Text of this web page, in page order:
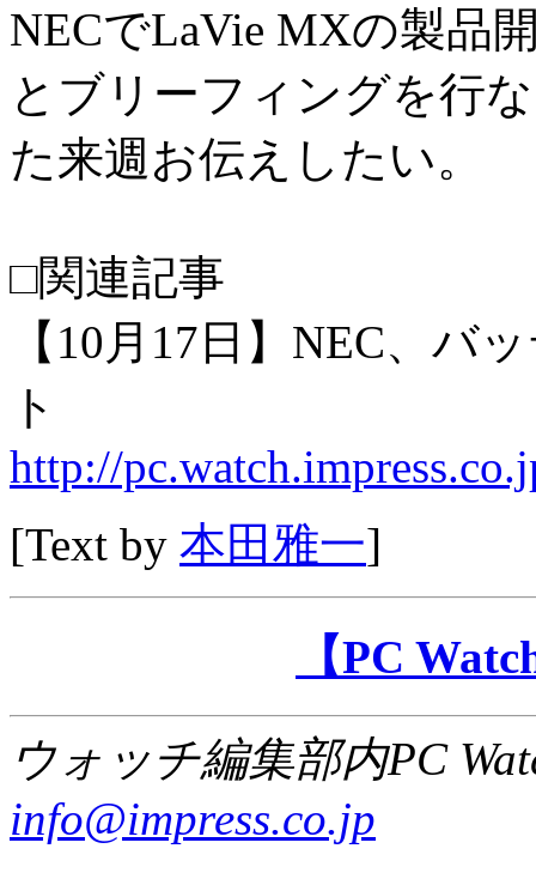
NECでLaVie MXの製品
とブリーフィングを行
た来週お伝えしたい。
□関連記事
【10月17日】NEC、バ
ト
http://
[Text by 本田雅一]
【PC
ウォッチ編集部内PC
info@impress.co.jp